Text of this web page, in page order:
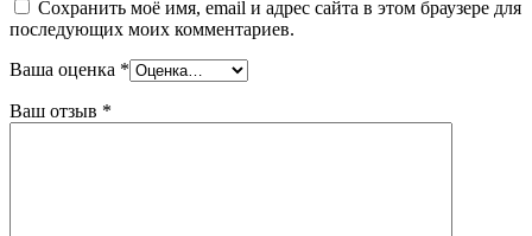
Сохранить моё имя, email и адрес сайта в этом браузере для
последующих моих комментариев.
Ваша оценка *
Ваш отзыв *